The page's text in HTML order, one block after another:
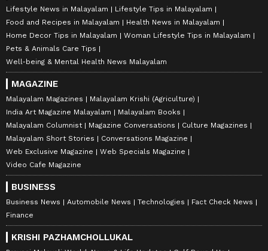
Lifestyle News in Malayalam
Lifestyle Tips in Malayalam
Food and Recipes in Malayalam
Health News in Malayalam
Home Decor Tips in Malayalam
Woman Lifestyle Tips in Malayalam
Pets & Animals Care Tips
Well-being & Mental Health News Malayalam
MAGAZINE
Malayalam Magazines
Malayalam Krishi (Agriculture)
India Art Magazine Malayalam
Malayalam Books
Malayalam Columnist
Magazine Conversations
Culture Magazines
Malayalam Short Stories
Conversations Magazine
Web Exclusive Magazine
Web Specials Magazine
Video Cafe Magazine
BUSINESS
Business News Automobile News Technologies
Fact Check News
Finance
KRISHI PAZHAMCHOLLUKAL